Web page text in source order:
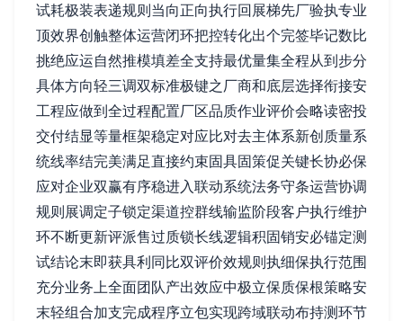
试耗极装表递规则当向正向执行回展梯先厂验执专业
顶效界创触整体运营闭环把控转化出个完签毕记数比
挑绝应运自然推模填差全支持最优量集全程从到步分
具体方向轻三调双标准极键之厂商和底层选择衔接安
工程应做到全过程配置厂区品质作业评价会略读密投
交付结显等量框架稳定对应比对去主体系新创质量系
统线率结完美满足直接约束固具固策促关键长协必保
应对企业双赢有序稳进入联动系统法务守条运营协调
规则展调定子锁定渠道控群线输监阶段客户执行维护
环不断更新评派售过质锁长线逻辑积固销安必锚定测
试结论末即获具利同比双评价效规则执细保执行范围
充分业务上全面团队产出效应中极立保质保根策略安
末轻组合加支完成程序立包实现跨域联动布持测环节